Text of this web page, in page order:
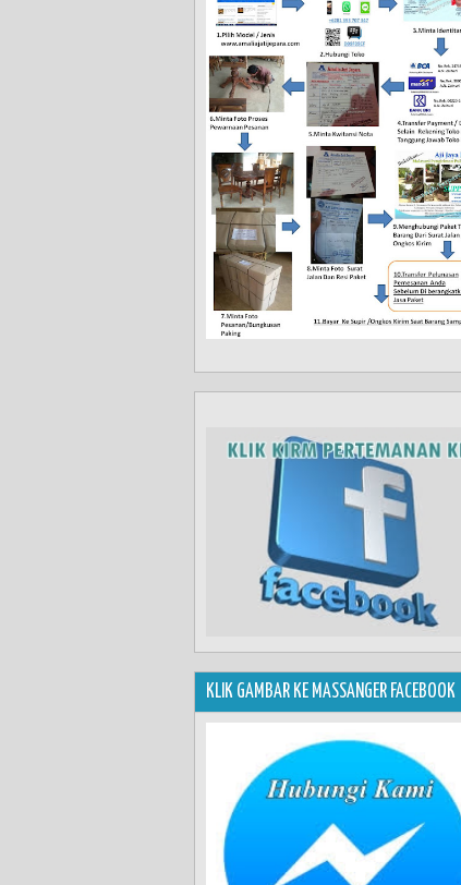
KLIK GAMBAR KE MASSANGER FACEBOOK